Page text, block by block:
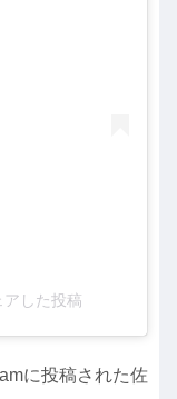
した投稿
に投稿された佐